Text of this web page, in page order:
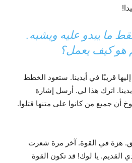
ما يبدو عليه ويشبه.
هو كيف يعمل؟
قريبًا في أيدينا. ستعود الخطط
اترك هذا لي. أرسل إشارة
أن جميع من كانوا على متنها قتلوا.
هزة في القوة. آخر مرة شعرت
القديم. يا لوك! قد تكون القوة